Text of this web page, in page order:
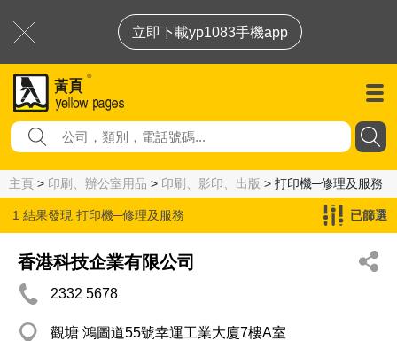
立即下載yp1083手機app
主頁 > 印刷、辦公室用品 > 印刷、影印、出版 > 打印機─修理及服務
1 結果發現 打印機─修理及服務 已篩選
香港科技企業有限公司
2332 5678
觀塘 鴻圖道55號幸運工業大廈7樓A室